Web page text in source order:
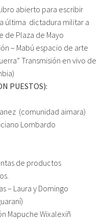
abierto para escribir
última dictadura militar a
de Plaza de Mayo
– Mabú espacio de arte
Transmisión en vivo de
PUESTOS):
(comunidad aimara)
Lombardo
de productos
– Laura y Domingo
Mapuche Wixalexiñ